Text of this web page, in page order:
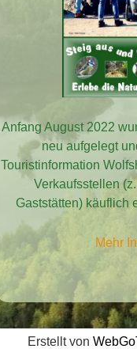
Anfang August 2022
neu aufgelegt
Touristinformation
Verkaufsstellen
Gaststätten) käuflich
Mehr
Erstellt von